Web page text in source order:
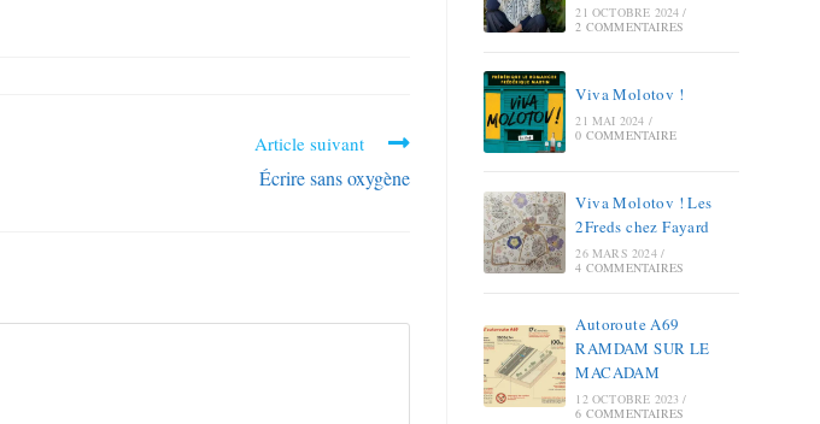
Article suivant
Écrire sans oxygène
21 OCTOBRE 2024 /
2 COMMENTAIRES
Viva Molotov !
21 MAI 2024 /
0 COMMENTAIRE
Viva Molotov ! Les
2Freds chez Fayard
26 MARS 2024 /
4 COMMENTAIRES
Autoroute A69
RAMDAM SUR LE
MACADAM
12 OCTOBRE 2023 /
6 COMMENTAIRES